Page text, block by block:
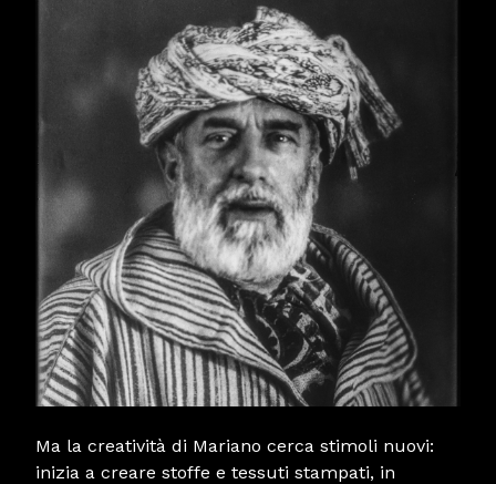
Ma la creatività di Mariano cerca stimoli nuovi:
inizia a creare stoffe e tessuti stampati, in